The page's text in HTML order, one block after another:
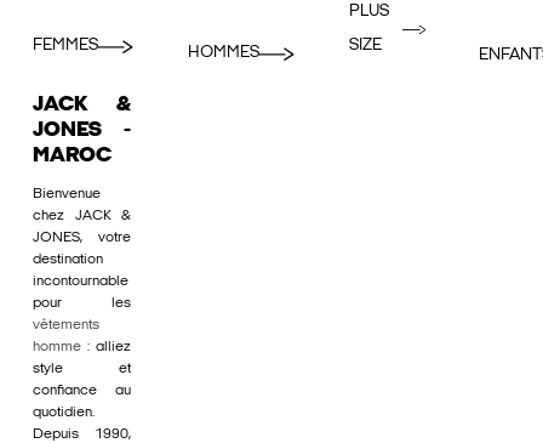
FEMMES HOMMES
PLUS
SIZE
JACK &
JONES -
MAROC
Bienvenue
chez JACK &
JONES, votre
destination
incontournable
pour les
vêtements
homme : alliez
style et
confiance au
quotidien.
Depuis 1990,